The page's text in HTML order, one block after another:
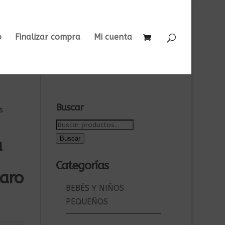
Finalizar compra Mi cuenta
Buscar
Buscar
por:
Buscar
Categorías
BEBÉS Y NIÑOS
PEQUEÑOS